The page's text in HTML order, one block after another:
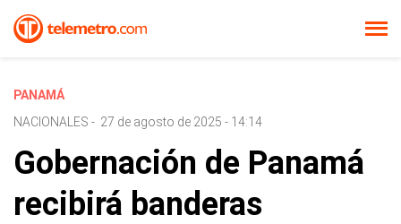
PANAMÁ
NACIONALES - 27 de agosto de 2025 - 14:14
Gobernación de Panamá
recibirá banderas